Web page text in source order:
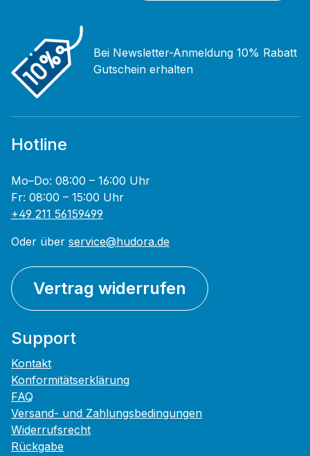
Bei Newsletter-Anmeldung 10% Rabatt
Gutschein erhalten
Hotline
Mo–Do: 08:00 – 16:00 Uhr
Fr: 08:00 – 15:00 Uhr
+49 211 56159499
Oder über service@hudora.de
Vertrag widerrufen
Support
Kontakt
Konformitätserklärung
FAQ
Versand- und Zahlungsbedingungen
Widerrufsrecht
Rückgabe